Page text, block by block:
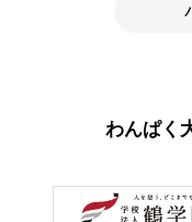
わんぱく